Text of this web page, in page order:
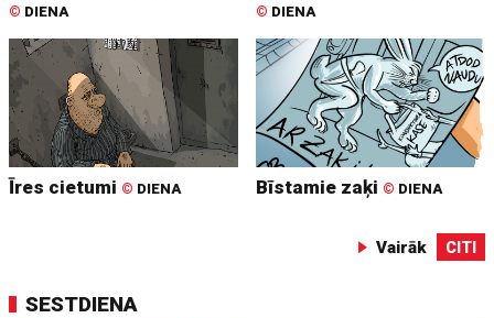
© DIENA © DIENA
Īres cietumi © DIENA Bīstamie zaķi © DIENA
Vairāk CITI
SESTDIENA